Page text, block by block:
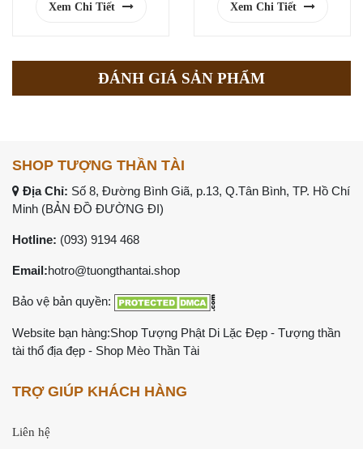
Xem Chi Tiết Xem Chi Tiết
ĐÁNH GIÁ SẢN PHẨM
SHOP TƯỢNG THẦN TÀI
Địa Chỉ: Số 8, Đường Bình Giã, p.13, Q.Tân Bình, TP. Hồ Chí
Minh (BẢN ĐỒ ĐƯỜNG ĐI)
Hotline: (093) 9194 468
Email:hotro@tuongthantai.shop
Bảo vệ bản quyền:
Website bạn hàng:Shop Tượng Phật Di Lặc Đẹp - Tượng thần
tài thổ địa đẹp - Shop Mèo Thần Tài
TRỢ GIÚP KHÁCH HÀNG
Liên hệ